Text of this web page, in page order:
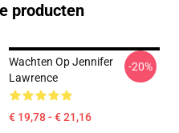
producten
Wachten Op Jennifer
Lawrence
€ 19,78 - € 21,16
-20%